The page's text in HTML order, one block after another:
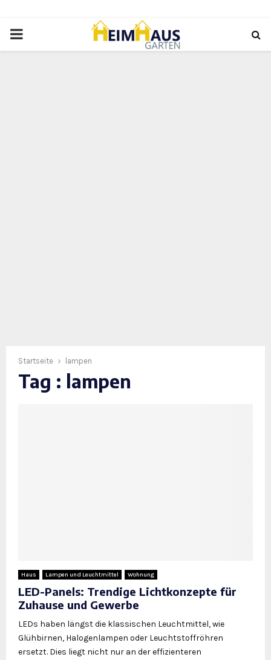
PRIMARY
Startseite lampen
Tag : lampen
Haus Lampen und Leuchtmittel Wohnung
LED-Panels: Trendige Lichtkonzepte für
Zuhause und Gewerbe
LEDs haben längst die klassischen Leuchtmittel, wie
Glühbirnen, Halogenlampen oder Leuchtstoffröhren
ersetzt. Dies liegt nicht nur an der effizienteren